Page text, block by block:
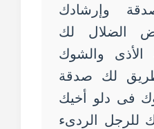
وإرشادك
الضلال لك
والشوك
لك صدقة
فى دلو أخيك
للرجل الردىء